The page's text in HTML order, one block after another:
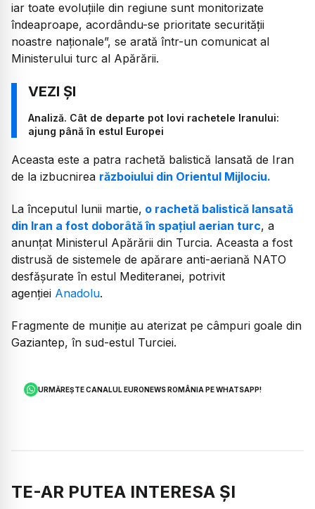
iar toate evoluțiile din regiune sunt monitorizate
îndeaproape, acordându-se prioritate securității
noastre naționale”, se arată într-un comunicat al
Ministerului turc al Apărării.
Analiză. Cât de departe pot lovi rachetele Iranului:
ajung până în estul Europei
Aceasta este a patra rachetă balistică lansată de Iran
de la izbucnirea războiului din Orientul Mijlociu.
La începutul lunii martie, o rachetă balistică lansată
din Iran a fost doborâtă în spațiul aerian turc, a
anunțat Ministerul Apărării din Turcia. Aceasta a fost
distrusă de sistemele de apărare anti-aeriană NATO
desfășurate în estul Mediteranei, potrivit
agenției Anadolu.
Fragmente de muniție au aterizat pe câmpuri goale din
Gaziantep, în sud-estul Turciei.
URMĂREȘTE CANALUL EURONEWS ROMÂNIA PE WHATSAPP!
TE-AR PUTEA INTERESA ȘI